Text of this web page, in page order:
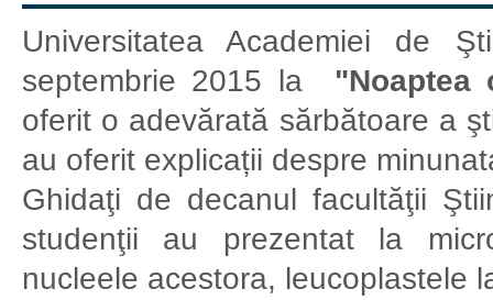
Universitatea Academiei de
septembrie 2015 la
"Noaptea
oferit o adevărată sărbătoare a
au oferit explicații despre
Ghidaţi de decanul facultăţii
studenţii au prezentat la
nucleele acestora, leucoplastele